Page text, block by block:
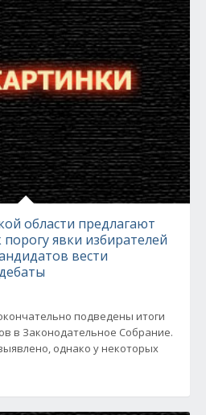
области предлагают
порогу явки избирателей
вести
подведены итоги
в Законодательное Собрание.
однако у некоторых